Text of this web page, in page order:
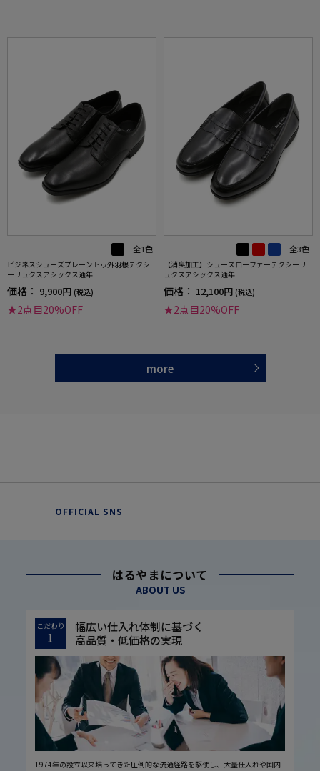
全1色
ビジネスシューズプレーントゥ外羽根テクシ
ーリュクスアシックス通年
価格： 9,900円 (税込)
★2点目20%OFF
全3色
【消臭加工】シューズローファーテクシーリ
ュクスアシックス通年
価格： 12,100円 (税込)
★2点目20%OFF
more
OFFICIAL SNS
はるやまについて
ABOUT US
こだわり
1
幅広い仕入れ体制に基づく
高品質・低価格の実現
1974年の設立以来培ってきた圧倒的な流通経路を駆使し、大量仕入れや国内